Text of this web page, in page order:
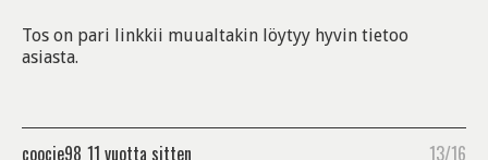
Tos on pari linkkii muualtakin löytyy hyvin tietoo
asiasta.
coocie98 11 vuotta sitten 13/16